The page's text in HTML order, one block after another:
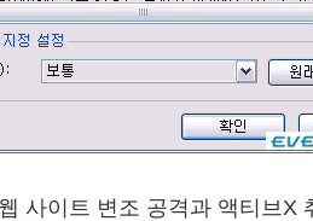
사이트 변조 공격과 액티브X